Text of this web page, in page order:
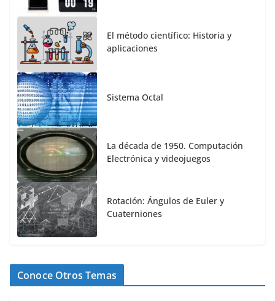
El método científico: Historia y
aplicaciones
Sistema Octal
La década de 1950. Computación
Electrónica y videojuegos
Rotación: Ángulos de Euler y
Cuaterniones
Conoce Otros Temas